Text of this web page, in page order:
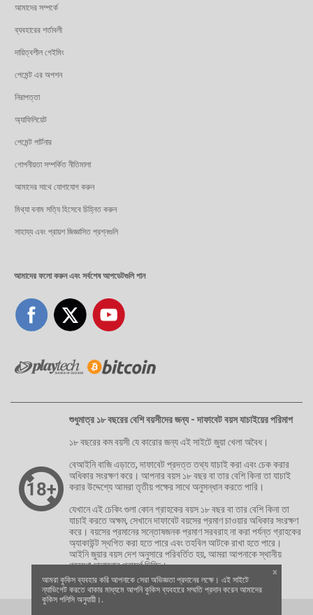
আমাদের সম্পর্কে
ব্যবহারের শর্তাবলী
দায়িত্বশীল গেইমিং
পেমেন্ট এর অপশন
নিরাপত্তা
অ্যাফিলিয়েট
পেমেন্ট পার্টনার
গোপনীয়তা সম্পর্কিত নীতিমালা
আমাদের সাথে যোগাযোগ করুন
মিথ্যা বনাম সত্যি হিসেবে চিহ্নিত করুন
সাহায্য এবং প্রায়শ জিজ্ঞাসিত প্রশ্নগুলি
আমাদের ফলো করুন এবং সর্বশেষ আপডেটগুলি পান
শুধুমাত্র ১৮ বছরের বেশি বয়সীদের জন্য - দাফাবেট বয়স যাচাইয়ের পরিমাপ
১৮ বছরের কম বয়সী যে কারোর জন্য এই সাইটে জুয়া খেলা অবৈধ।
বেআইনি বাজি এড়াতে, দাফাবেট প্রদত্ত তথ্য যাচাই করা এবং চেক করার
অধিকার সংরক্ষণ করে। আপনার বয়স ১৮ বছর বা তার বেশি কিনা তা যাচাই
করার উদ্দেশ্যে আমরা তৃতীয় পক্ষের সাথে অনুসন্ধান করতে পারি।
যেখানে এই চেকিং গুলা কোন গ্রাহকের বয়স ১৮ বছর বা তার বেশি কিনা তা
যাচাই করতে অক্ষম, সেখানে দাফাবেট বয়সের প্রমাণ চাওয়ার অধিকার সংরক্ষণ
করে। বয়সের প্রমানের সন্তোষজনক প্রমাণ সরবরাহ না করা পর্যন্ত গ্রাহকের
অ্যাকাউন্ট স্থগিত করা হতে পারে এবং তহবিল আটকে রাখা হতে পারে।
আইনি জুয়ার বয়স দেশ অনুসারে পরিবর্তিত হয়, আমরা আপনাকে স্থানীয়
গবেষণা চালানোর পরামর্শ দিচ্ছি।
আমরা কুকিস ব্যবহার করি আপনাকে সেরা অভিজ্ঞতা প্রদানের লক্ষে। এই সাইটে
ন্যাভিগেট করতে থাকার মাধ্যমে আপনি কুকিস ব্যবহারে সম্মতি প্রদান করেন আমাদের
কুকিস পলিসি অনুযায়ী।.
x